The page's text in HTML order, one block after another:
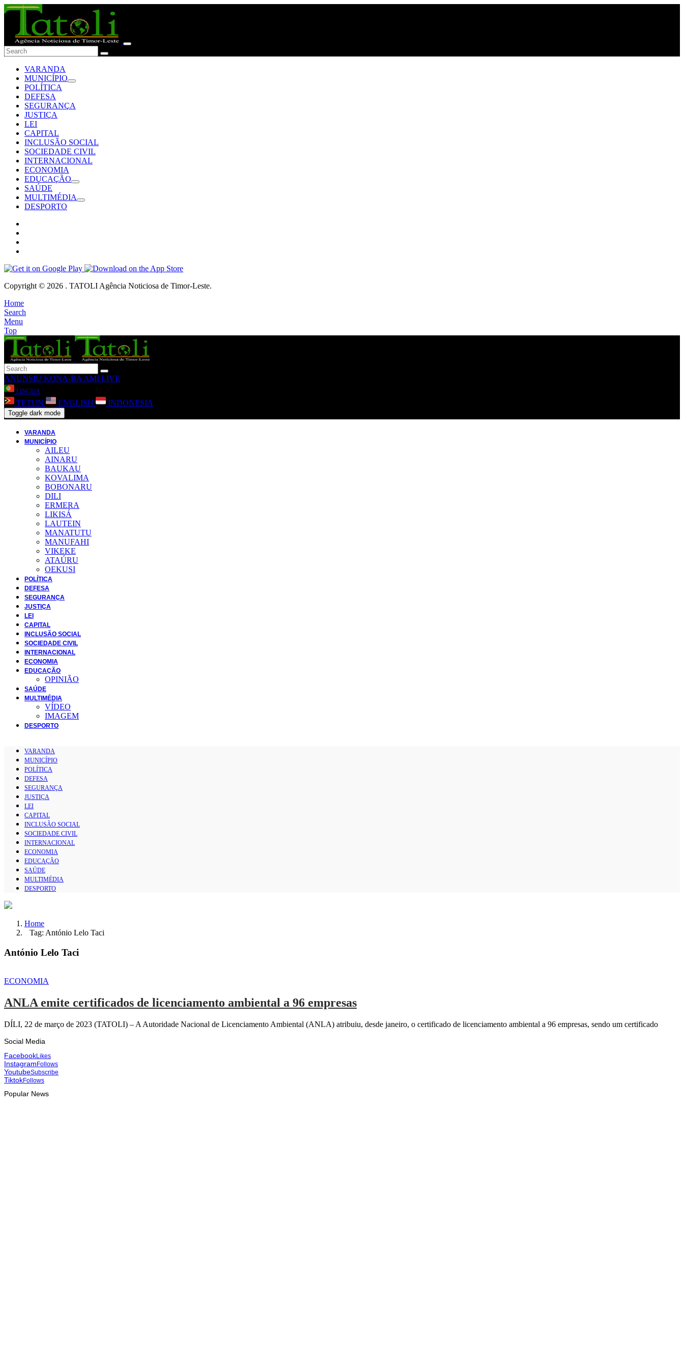
VARANDA
MUNICÍPIO
POLÍTICA
DEFESA
SEGURANÇA
JUSTIÇA
LEI
CAPITAL
INCLUSÃO SOCIAL
SOCIEDADE CIVIL
INTERNACIONAL
ECONOMIA
EDUCAÇÃO
SAÚDE
MULTIMÉDIA
DESPORTO
Copyright © 2026 . TATOLI Agência Noticiosa de Timor-Leste.
Home
Search
Menu
Top
ANUNSIU KONA-BA AMI LIVE
LINGUA
TETUN ENGLISH INDONESIA
Toggle dark mode
VARANDA
MUNICÍPIO
AILEU
AINARU
BAUKAU
KOVALIMA
BOBONARU
DILI
ERMERA
LIKISÁ
LAUTEIN
MANATUTU
MANUFAHI
VIKEKE
ATAÚRU
OEKUSI
POLÍTICA
DEFESA
SEGURANÇA
JUSTIÇA
LEI
CAPITAL
INCLUSÃO SOCIAL
SOCIEDADE CIVIL
INTERNACIONAL
ECONOMIA
EDUCAÇÃO
OPINIÃO
SAÚDE
MULTIMÉDIA
VÍDEO
IMAGEM
DESPORTO
VARANDA
MUNICÍPIO
POLÍTICA
DEFESA
SEGURANÇA
JUSTIÇA
LEI
CAPITAL
INCLUSÃO SOCIAL
SOCIEDADE CIVIL
INTERNACIONAL
ECONOMIA
EDUCAÇÃO
SAÚDE
MULTIMÉDIA
DESPORTO
Home
Tag: António Lelo Taci
António Lelo Taci
ECONOMIA
ANLA emite certificados de licenciamento ambiental a 96 empresas
DÍLI, 22 de março de 2023 (TATOLI) – A Autoridade Nacional de Licenciamento Ambiental (ANLA) atribuiu, desde janeiro, o certificado de licenciamento ambiental a 96 empresas, sendo um certificado
Social Media
FacebookLikes
InstagramFollows
YoutubeSubscribe
TiktokFollows
Popular News